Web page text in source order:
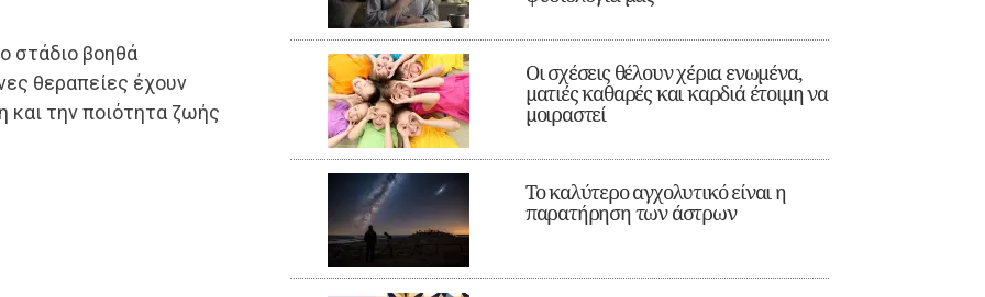
στάδιο βοηθά
θεραπείες έχουν
και την ποιότητα ζωής
Οι σχέσεις θέλουν χέρια ενωμένα,
ματιές καθαρές και καρδιά έτοιμη να
μοιραστεί
Το καλύτερο αγχολυτικό είναι η
παρατήρηση των άστρων